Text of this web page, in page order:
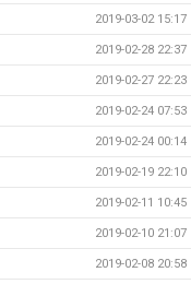
2019-03-02 15:17
2019-02-28 22:37
2019-02-27 22:23
2019-02-24 07:53
2019-02-24 00:14
2019-02-19 22:10
2019-02-11 10:45
2019-02-10 21:07
2019-02-08 20:58